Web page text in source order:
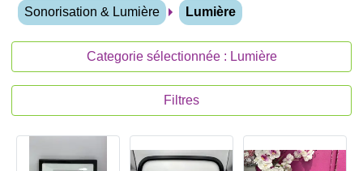
Sonorisation & Lumière Lumière
Categorie sélectionnée : Lumière
Filtres